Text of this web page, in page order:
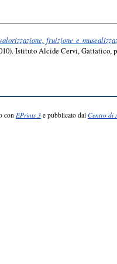
fruizione e
Istituto Alcide Cervi, Gattatico,
con EPrints 3 e pubblicato dal Centro di